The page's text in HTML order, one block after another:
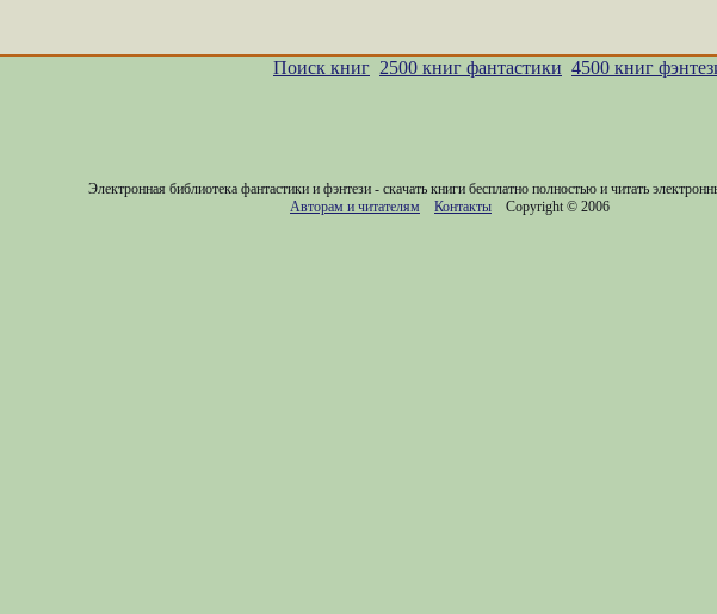
Поиск книг 2500 книг фантастики 4500 книг
Электронная библиотека фантастики и фэнтези - скачать книги бесплатно полностью и читать
Авторам и читателям
Контакты Copyright © 2006